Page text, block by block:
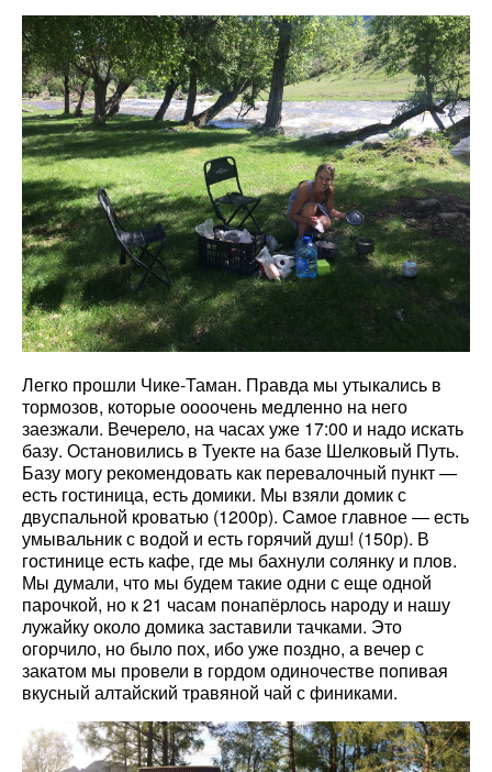
Легко прошли Чике-Таман. Правда мы утыкались в
тормозов, которые оооочень медленно на него
заезжали. Вечерело, на часах уже 17:00 и надо искать
базу. Остановились в Туекте на базе Шелковый Путь.
Базу могу рекомендовать как перевалочный пункт —
есть гостиница, есть домики. Мы взяли домик с
двуспальной кроватью (1200р). Самое главное — есть
умывальник с водой и есть горячий душ! (150р). В
гостинице есть кафе, где мы бахнули солянку и плов.
Мы думали, что мы будем такие одни с еще одной
парочкой, но к 21 часам понапёрлось народу и нашу
лужайку около домика заставили тачками. Это
огорчило, но было пох, ибо уже поздно, а вечер с
закатом мы провели в гордом одиночестве попивая
вкусный алтайский травяной чай с финиками.